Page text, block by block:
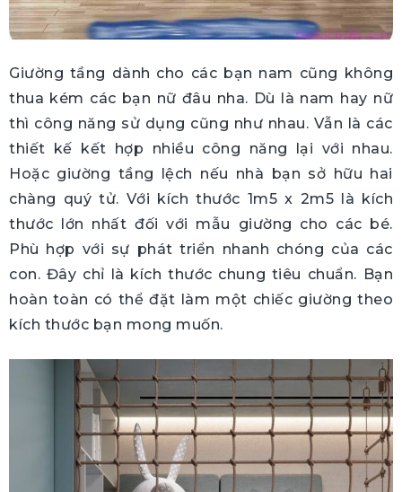
Giường tầng dành cho các bạn nam cũng không
thua kém các bạn nữ đâu nha. Dù là nam hay nữ
thì công năng sử dụng cũng như nhau. Vẫn là các
thiết kế kết hợp nhiều công năng lại với nhau.
Hoặc giường tầng lệch nếu nhà bạn sở hữu hai
chàng quý tử. Với kích thước 1m5 x 2m5 là kích
thước lớn nhất đối với mẫu giường cho các bé.
Phù hợp với sự phát triển nhanh chóng của các
con. Đây chỉ là kích thước chung tiêu chuẩn. Bạn
hoàn toàn có thể đặt làm một chiếc giường theo
kích thước bạn mong muốn.